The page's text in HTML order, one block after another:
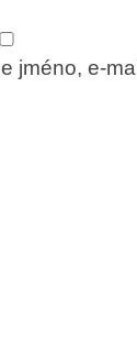
jméno, e-